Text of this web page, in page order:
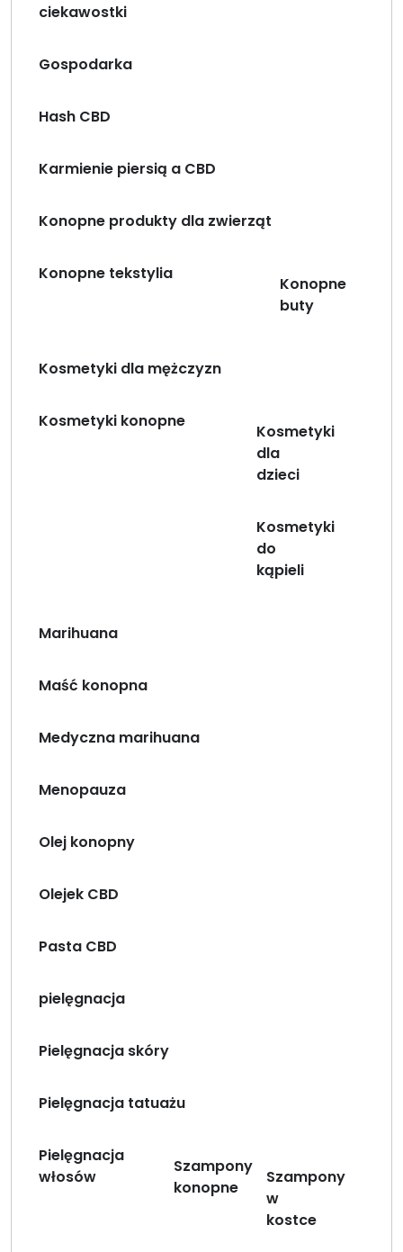
ciekawostki
Gospodarka
Hash CBD
Karmienie piersią a CBD
Konopne produkty dla zwierząt
Konopne tekstylia
Konopne
buty
Kosmetyki dla mężczyzn
Kosmetyki konopne
Kosmetyki
dla
dzieci
Kosmetyki
do
kąpieli
Marihuana
Maść konopna
Medyczna marihuana
Menopauza
Olej konopny
Olejek CBD
Pasta CBD
pielęgnacja
Pielęgnacja skóry
Pielęgnacja tatuażu
Pielęgnacja
włosów
Szampony
konopne
Szampony
w
kostce